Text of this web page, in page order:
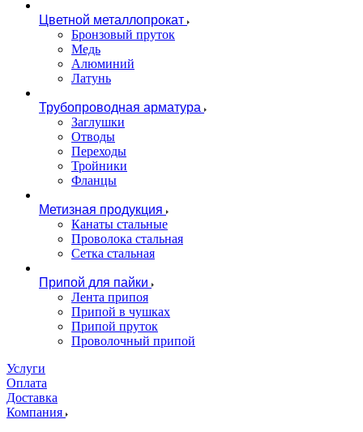
Цветной металлопрокат
Бронзовый пруток
Медь
Алюминий
Латунь
Трубопроводная арматура
Заглушки
Отводы
Переходы
Тройники
Фланцы
Метизная продукция
Канаты стальные
Проволока стальная
Сетка стальная
Припой для пайки
Лента припоя
Припой в чушках
Припой пруток
Проволочный припой
Услуги
Оплата
Доставка
Компания